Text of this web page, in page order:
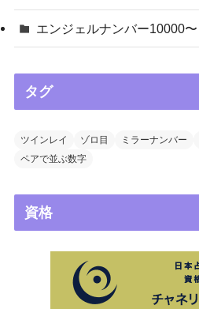
エンジェルナンバー10000〜
タグ
ツインレイ ゾロ目 ミラーナンバー
ペアで並ぶ数字
資格